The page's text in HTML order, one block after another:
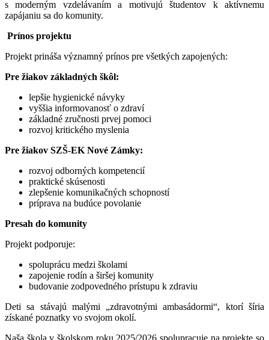
s moderným vzdelávaním a motivujú študentov k aktívnemu
zapájaniu sa do komunity.
Prínos projektu
Projekt prináša významný prínos pre všetkých zapojených:
Pre žiakov základných škôl:
lepšie hygienické návyky
vyššia informovanosť o zdraví
základné zručnosti prvej pomoci
rozvoj kritického myslenia
Pre žiakov SZŠ-EK Nové Zámky:
rozvoj odborných kompetencií
praktické skúsenosti
zlepšenie komunikačných schopností
príprava na budúce povolanie
Presah do komunity
Projekt podporuje:
spoluprácu medzi školami
zapojenie rodín a širšej komunity
budovanie zodpovedného prístupu k zdraviu
Deti sa stávajú malými „zdravotnými ambasádormi“, ktorí šíria
získané poznatky vo svojom okolí.